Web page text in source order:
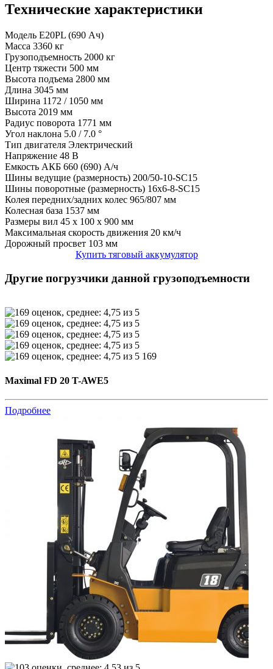
Технические характеристики
Модель E20PL (690 Ач)
Масса 3360 кг
Грузоподъемность 2000 кг
Центр тяжести 500 мм
Высота подъема 2800 мм
Длина 3045 мм
Ширина 1172 / 1050 мм
Высота 2019 мм
Радиус поворота 1771 мм
Угол наклона 5.0 / 7.0 °
Тип двигателя Электрический
Напряжение 48 В
Емкость АКБ 660 (690) А/ч
Шины ведущие (размерность) 200/50-10-SC15
Шины поворотные (размерность) 16х6-8-SC15
Колея передних/задних колес 965/807 мм
Колесная база 1537 мм
Размеры вил 45 x 100 x 900 мм
Максимальная скорость движения 20 км/ч
Дорожный просвет 103 мм
Купить тяговый аккумулятор
Другие погрузчики данной грузоподъемности
169
Maximal FD 20 T-AWE5
Подробнее